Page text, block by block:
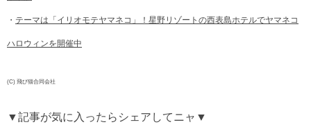
・ テーマは「イリオモテヤマネコ」！星野リゾートの西表島ホテルでヤマネコ
ハロウィンを開催中
(C) 飛び猫合同会社
▼記事が気に入ったらシェアしてニャ▼